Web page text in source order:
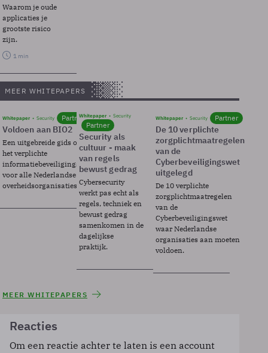
Waarom je oude
applicaties je
grootste risico
zijn.
1 min
MEER WHITEPAPERS
Whitepaper Security Partner
Voldoen aan BIO2
Een uitgebreide gids over BIO2,
het verplichte
informatiebeveiligingsframework
voor alle Nederlandse
overheidsorganisaties.
Whitepaper Security
Partner
Security als
cultuur - maak
van regels
bewust gedrag
Cybersecurity
werkt pas echt als
regels, techniek en
bewust gedrag
samenkomen in de
dagelijkse
praktijk.
Whitepaper Security Partner
De 10 verplichte
zorgplichtmaatregelen
van de
Cyberbeveiligingswet
uitgelegd
De 10 verplichte
zorgplichtmaatregelen
van de
Cyberbeveiligingswet
waar Nederlandse
organisaties aan moeten
voldoen.
MEER WHITEPAPERS
Reacties
Om een reactie achter te laten is een account